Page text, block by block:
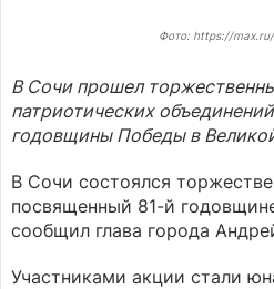
Фото: https://
В Сочи прошел
патриотических
годовщины Победы в
В Сочи состоялся
посвященный 81-й
сообщил глава города
Участниками акции стали